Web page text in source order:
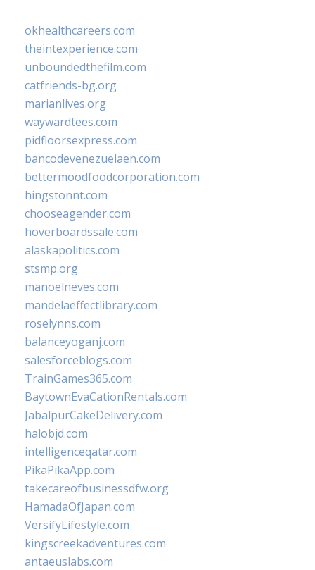
okhealthcareers.com
theintexperience.com
unboundedthefilm.com
catfriends-bg.org
marianlives.org
waywardtees.com
pidfloorsexpress.com
bancodevenezuelaen.com
bettermoodfoodcorporation.com
hingstonnt.com
chooseagender.com
hoverboardssale.com
alaskapolitics.com
stsmp.org
manoelneves.com
mandelaeffectlibrary.com
roselynns.com
balanceyoganj.com
salesforceblogs.com
TrainGames365.com
BaytownEvaCationRentals.com
JabalpurCakeDelivery.com
halobjd.com
intelligenceqatar.com
PikaPikaApp.com
takecareofbusinessdfw.org
HamadaOfJapan.com
VersifyLifestyle.com
kingscreekadventures.com
antaeuslabs.com